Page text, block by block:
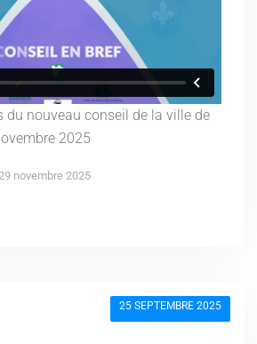
du nouveau conseil de la ville de
2025
novembre 2025
25 SEPTEMBRE 2025